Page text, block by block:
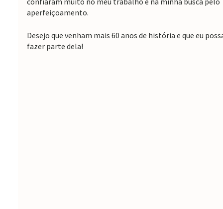
aperfeiçoamento.
Desejo que venham mais 60 anos de história e que eu
fazer parte dela!